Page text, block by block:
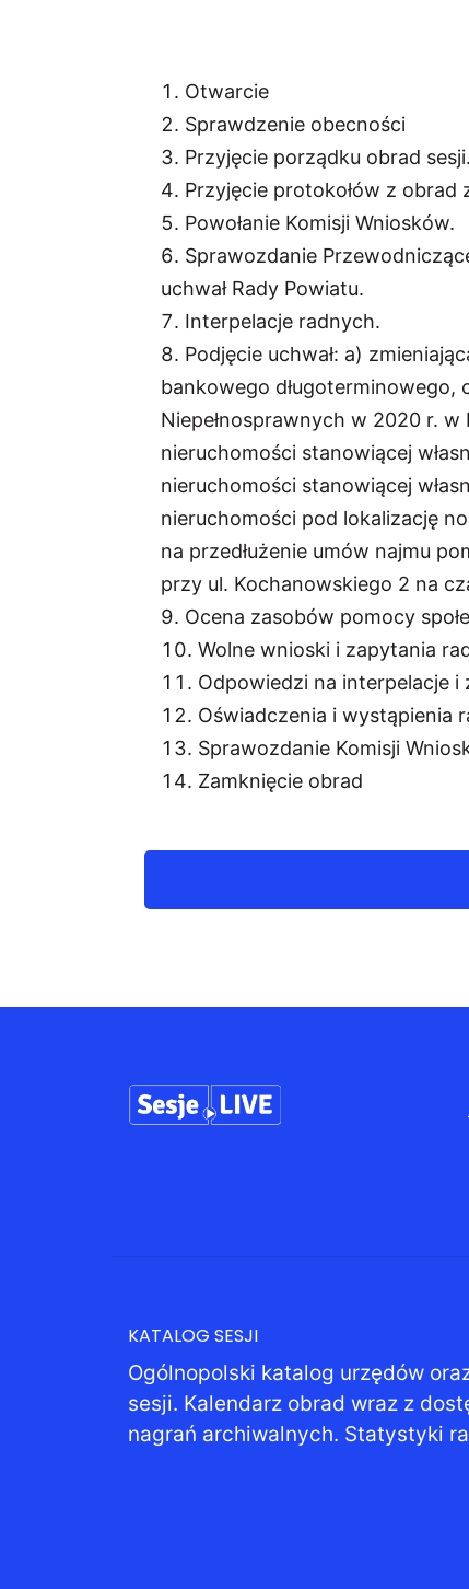
Otwarcie
Sprawdzenie obecności
Przyjęcie porządku obrad sesji.
Przyjęcie protokołów z obrad
Powołanie Komisji Wniosków.
Sprawozdanie
uchwał Rady Powiatu.
Interpelacje radnych.
Podjęcie uchwał: a)
bankowego długoterminowego,
Niepełnosprawnych w 2020 r.
nieruchomości stanowiącej
nieruchomości stanowiącej
nieruchomości pod lokalizację
na przedłużenie umów najmu
przy ul. Kochanowskiego 2 na
Ocena zasobów pomocy
Wolne wnioski i zapytania
Odpowiedzi na interpelacje i
Oświadczenia i wystąpienia
Sprawozdanie Komisji
Zamknięcie obrad
KATALOG SESJI
Ogólnopolski katalog urzędów
sesji. Kalendarz obrad wraz z
nagrań archiwalnych. Statystyki